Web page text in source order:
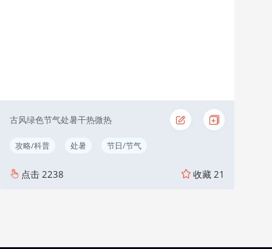
古风绿色节气处暑干热微热
攻略/科普 处暑 节日/节气
点击 2238 收藏 21